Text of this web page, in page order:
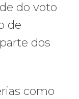
do voto
de
dos
como